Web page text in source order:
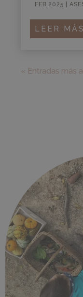
FEB 2025
LEER MÁS
« Entradas más